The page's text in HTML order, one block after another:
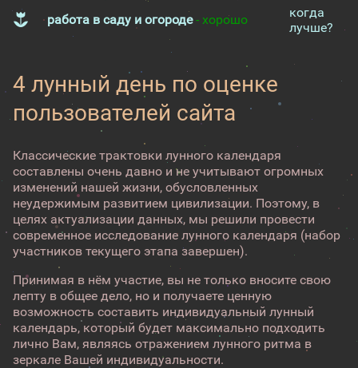
работа в саду и огороде- хорошо
когда
лучше?
4 лунный день по оценке
пользователей сайта
Классические трактовки лунного календаря
составлены очень давно и не учитывают огромных
изменений нашей жизни, обусловленных
неудержимым развитием цивилизации. Поэтому, в
целях актуализации данных, мы решили провести
современное исследование лунного календаря (набор
участников текущего этапа завершен).
Принимая в нём участие, вы не только вносите свою
лепту в общее дело, но и получаете ценную
возможность составить индивидуальный лунный
календарь, который будет максимально подходить
лично Вам, являясь отражением лунного ритма в
зеркале Вашей индивидуальности.